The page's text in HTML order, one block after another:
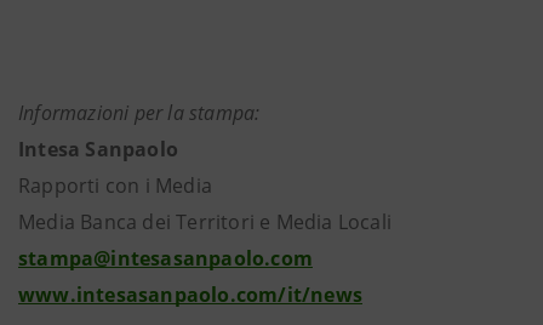
Informazioni per la stampa:
Intesa Sanpaolo
Rapporti con i Media
Media Banca dei Territori e Media Locali
stampa@intesasanpaolo.com
www.intesasanpaolo.com/it/news